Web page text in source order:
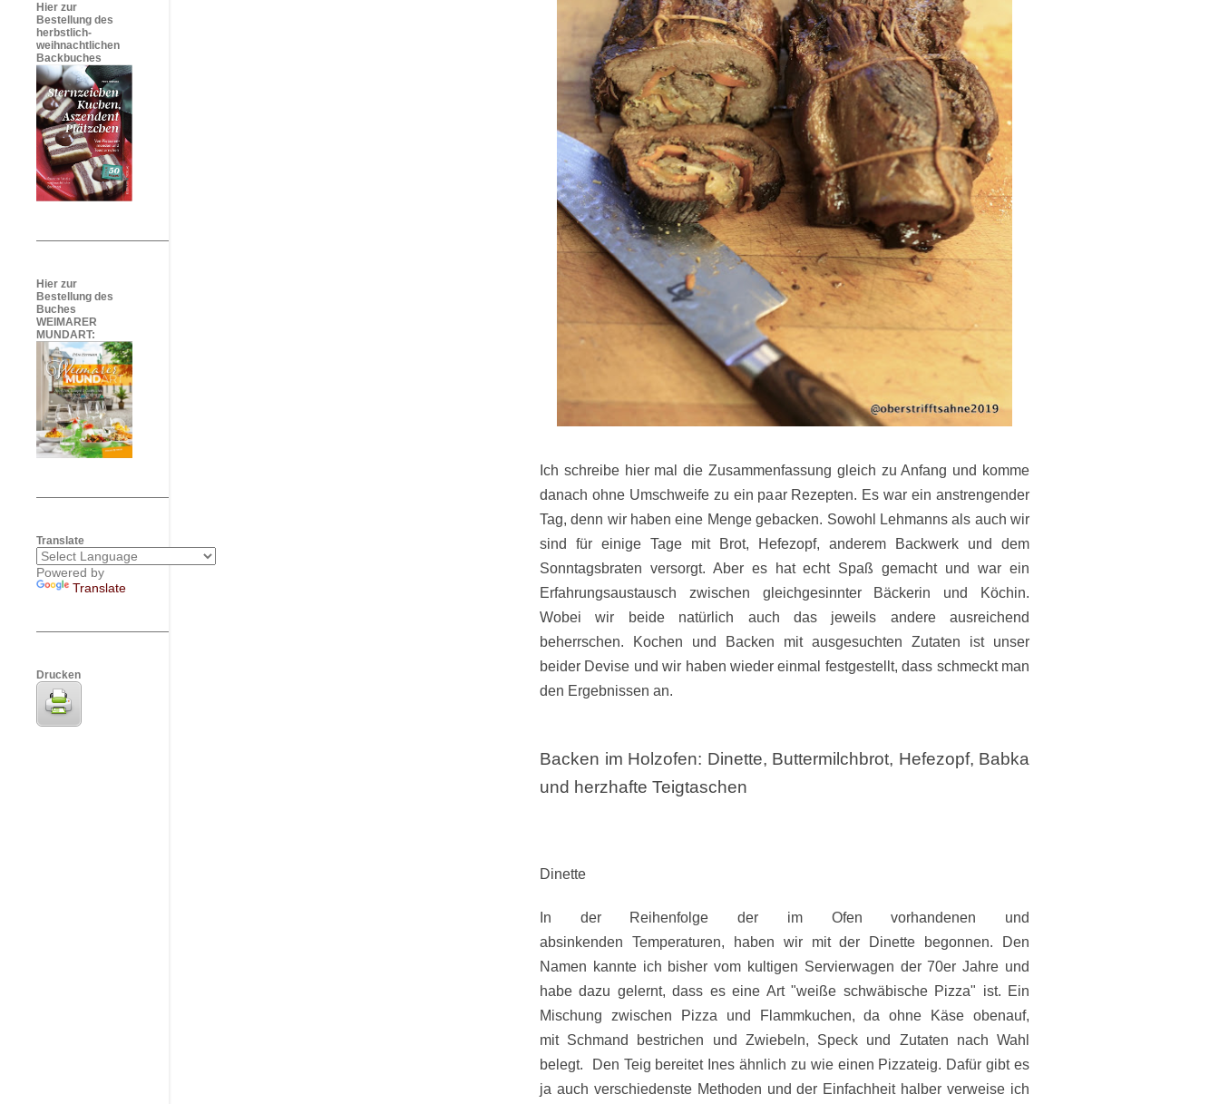
Ich schreibe hier mal die Zusammenfassung gleich zu Anfang und komme
danach ohne Umschweife zu ein paar Rezepten. Es war ein anstrengender
Tag, denn wir haben eine Menge gebacken. Sowohl Lehmanns als auch wir
sind für einige Tage mit Brot, Hefezopf, anderem Backwerk und dem
Sonntagsbraten versorgt. Aber es hat echt Spaß gemacht und war ein
Erfahrungsaustausch zwischen gleichgesinnter Bäckerin und Köchin.
Wobei wir beide natürlich auch das jeweils andere ausreichend
beherrschen. Kochen und Backen mit ausgesuchten Zutaten ist unser
beider Devise und wir haben wieder einmal festgestellt, dass schmeckt man
den Ergebnissen an.
Backen im Holzofen: Dinette, Buttermilchbrot, Hefezopf, Babka
und herzhafte Teigtaschen
Dinette
In der Reihenfolge der im Ofen vorhandenen und
absinkenden Temperaturen, haben wir mit der Dinette begonnen. Den
Namen kannte ich bisher vom kultigen Servierwagen der 70er Jahre und
habe dazu gelernt, dass es eine Art "weiße schwäbische Pizza" ist. Ein
Mischung zwischen Pizza und Flammkuchen, da ohne Käse obenauf,
mit Schmand bestrichen und Zwiebeln, Speck und Zutaten nach Wahl
belegt. Den Teig bereitet Ines ähnlich zu wie einen Pizzateig. Dafür gibt es
ja auch verschiedenste Methoden und der Einfachheit halber verweise ich
Hier zur
Bestellung des
herbstlich-
weihnachtlichen
Backbuches
Hier zur
Bestellung des
Buches
WEIMARER
MUNDART:
Translate
Powered by
Translate
Drucken